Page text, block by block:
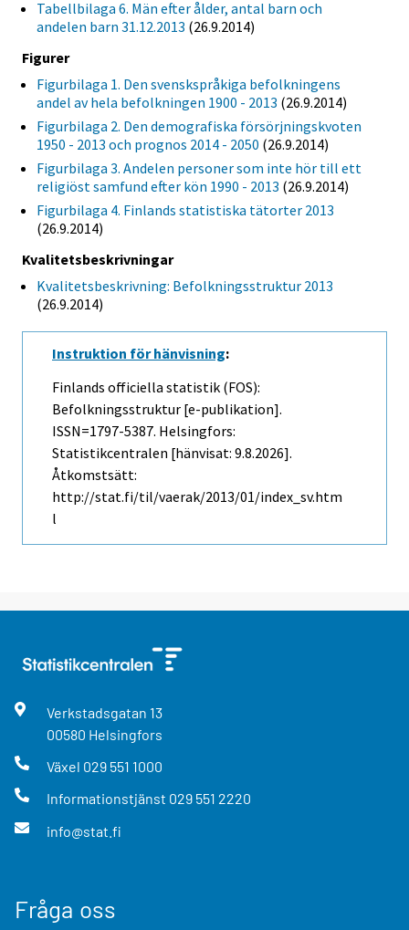
Tabellbilaga 6. Män efter ålder, antal barn och
andelen barn 31.12.2013 (26.9.2014)
Figurer
Figurbilaga 1. Den svenskspråkiga befolkningens
andel av hela befolkningen 1900 - 2013 (26.9.2014)
Figurbilaga 2. Den demografiska försörjningskvoten
1950 - 2013 och prognos 2014 - 2050 (26.9.2014)
Figurbilaga 3. Andelen personer som inte hör till ett
religiöst samfund efter kön 1990 - 2013 (26.9.2014)
Figurbilaga 4. Finlands statistiska tätorter 2013
(26.9.2014)
Kvalitetsbeskrivningar
Kvalitetsbeskrivning: Befolkningsstruktur 2013
(26.9.2014)
Instruktion för hänvisning:
Finlands officiella statistik (FOS):
Befolkningsstruktur [e-publikation].
ISSN=1797-5387. Helsingfors:
Statistikcentralen [hänvisat: 9.8.2026].
Åtkomstsätt:
http://stat.fi/til/vaerak/2013/01/index_sv.htm
l
Verkstadsgatan 13
00580 Helsingfors
Växel 029 551 1000
Informationstjänst 029 551 2220
info@stat.fi
Fråga oss